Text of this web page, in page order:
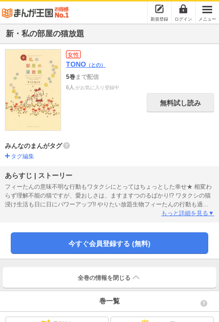
新規登録 ログイン メニュー
新・私の部屋の猫放題
女性
TONO （との）
5巻まで配信
6人 がお気に入り登録中
無料試し読み
みんなのまんがタグ
タグ編集
あらすじ | ストーリー
フィーたんの意味不明な行動もワタクシにとってはちょっとした幸せ★ 相変わ
らず理解不能の猫ですが、愛おしさは、ますますつのるばかり!? ワタクシの猫
浸け生活も日に日にパワーアップ!! やりたい放題生物フィーたんの行動も過激
もっと詳細を見る▼
今すぐ会員登録する (無料)
全巻の情報を 閉じる
巻一覧